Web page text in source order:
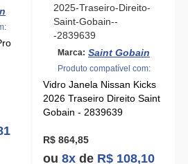
Marca: Saint Gobain
Produto compatível com:
Vidro Janela Nissan Kicks
2026 Traseiro Direito Saint
Gobain - 2839639
R$ 864,85
ou 8x de R$ 108,10